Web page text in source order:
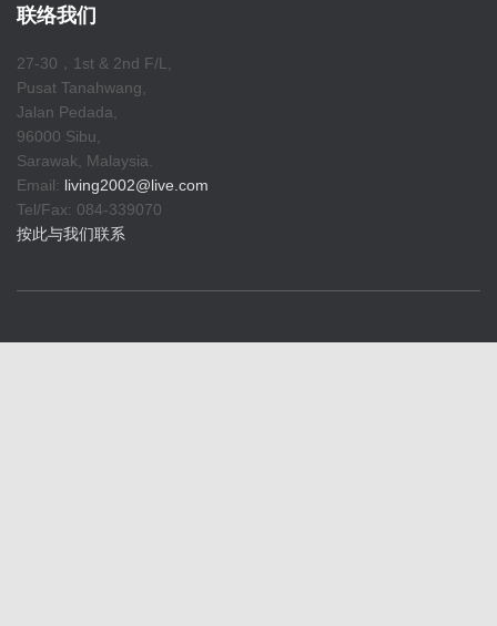
联络我们
27-30，1st & 2nd F/L,
Pusat Tanahwang,
Jalan Pedada,
96000 Sibu,
Sarawak, Malaysia.
Email: living2002@live.com
Tel/Fax: 084-339070
按此与我们联系